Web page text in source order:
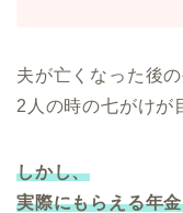
夫が亡くなった後の
2人の時の七がけが
しかし、
実際にもらえる年